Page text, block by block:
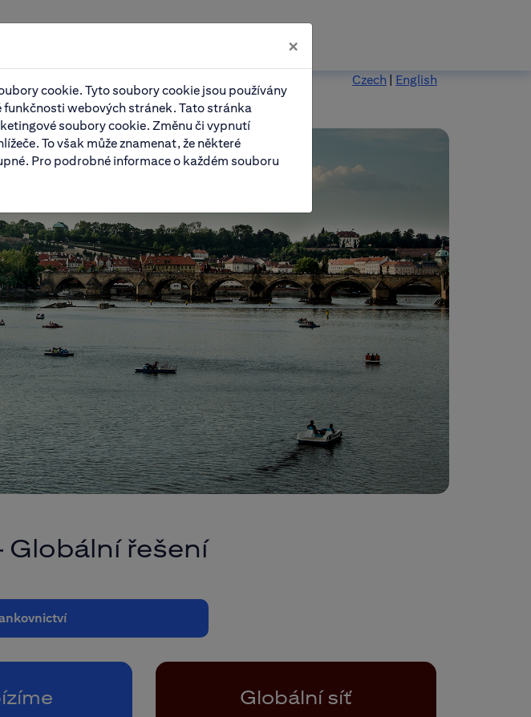
Czech | English
×
cookie. Tyto soubory cookie jsou používány
funkčnosti webových stránek. Tato stránka
soubory cookie. Změnu či vypnutí
To však může znamenat, že některé
Pro podrobné informace o každém souboru
Globální řešení
Globální síť